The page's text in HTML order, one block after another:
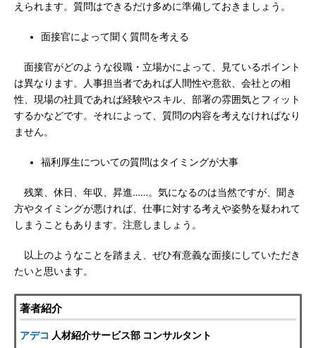
えられます。質問はできるだけ多めに準備しておきましょう。
面接官によって聞く質問を考える
面接官がどのような役職・立場かによって、見ているポイント
は異なります。人事担当者であれば人間性や意欲、会社との相
性、現場の社員であれば経験やスキル、部署の雰囲気とフィット
するかなどです。それによって、質問の内容を考えなければなり
ません。
福利厚生についての質問はタイミングが大事
残業、休日、年収、昇進……。気になるのは当然ですが、聞き
方やタイミングが悪ければ、仕事に対する考えや姿勢を疑われて
しまうこともあります。注意しましょう。
以上のようなことを踏まえ、ぜひ有意義な面接にしていただき
たいと思います。
著者紹介
アデコ 人材紹介サービス部 コンサルタント